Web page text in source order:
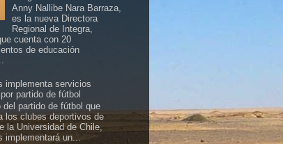
Anny Nallibe Nara Barraza,
es la nueva Directora
Regional de Integra,
cuenta con 20
de educación
implementa servicios
partido de fútbol
del partido de fútbol que
los clubes deportivos de
la Universidad de Chile,
implementará un...